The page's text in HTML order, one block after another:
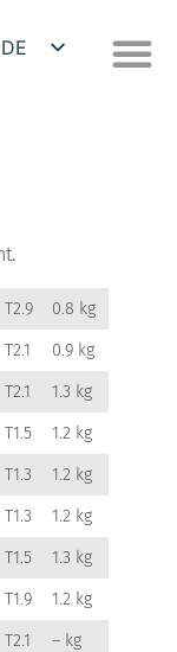
DE
T2.9 0.8 kg
T2.1 0.9 kg
T2.1 1.3 kg
T1.5 1.2 kg
T1.3 1.2 kg
T1.3 1.2 kg
T1.5 1.3 kg
T1.9 1.2 kg
T2.1 – kg